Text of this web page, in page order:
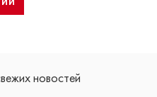
новостей